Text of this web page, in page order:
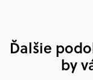
Ďalšie
by